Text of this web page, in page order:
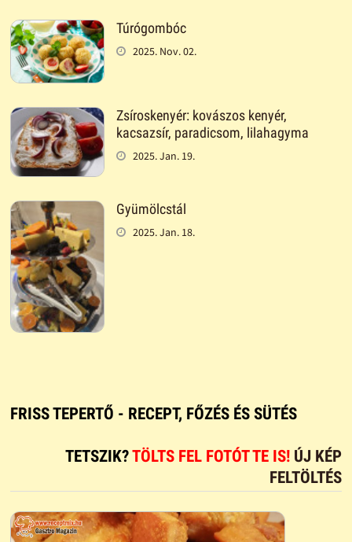
Túrógombóc
2025. Nov. 02.
Zsíroskenyér: kovászos kenyér,
kacsazsír, paradicsom, lilahagyma
2025. Jan. 19.
Gyümölcstál
2025. Jan. 18.
FRISS TEPERTŐ - RECEPT, FŐZÉS ÉS SÜTÉS
TETSZIK?TÖLTS FEL FOTÓT TE IS! ÚJ KÉP
FELTÖLTÉS